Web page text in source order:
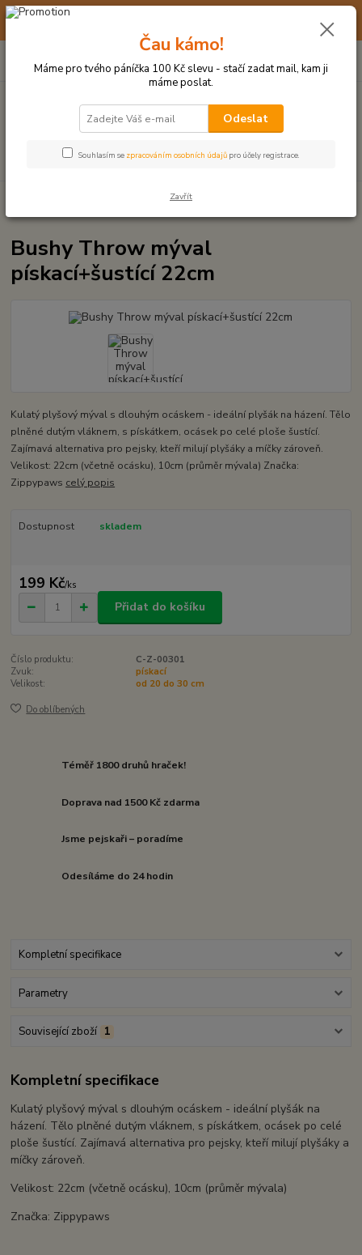
☀️ 10. - 14. SRPNA 2026 MÁME DOVOLENOU ☀️ OBJEDNÁVKY
Hledat
po–pá: 9–17 hod.
za0 Kč
PLYŠOVÉ A TEXTILNÍ HRAČKY
Bushy Throw mýval
pískací+šustící 22cm
Kulatý plyšový mýval s dlouhým ocáskem - ideální plyšák na házení. Tělo
plněné dutým vláknem, s pískátkem, ocásek po celé ploše šustící.
Zajímavá alternativa pro pejsky, kteří milují plyšáky a míčky zároveň.
Velikost: 22cm (včetně ocásku), 10cm (průměr mývala) Značka:
Zippypaws celý popis
Dostupnost skladem
199 Kč/ks
Přidat do košíku
Číslo produktu:
C-Z-00301
Zvuk:
pískací
Velikost:
od 20 do 30 cm
Do oblíbených
Téměř 1800 druhů hraček!
Doprava nad 1500 Kč zdarma
Jsme pejskaři – poradíme
Odesíláme do 24 hodin
Kompletní specifikace
Parametry
Související zboží 1
Kompletní specifikace
Kulatý plyšový mýval s dlouhým ocáskem - ideální plyšák na
házení. Tělo plněné dutým vláknem, s pískátkem, ocásek po celé
ploše šustící. Zajímavá alternativa pro pejsky, kteří milují plyšáky a
míčky zároveň.
Velikost: 22cm (včetně ocásku), 10cm (průměr mývala)
Značka: Zippypaws
Čau kámo!
Máme pro tvého páníčka 100 Kč slevu - stačí zadat mail, kam ji
máme poslat.
Odeslat
Souhlasím se zpracováním osobních údajů pro účely registrace.
Zavřít